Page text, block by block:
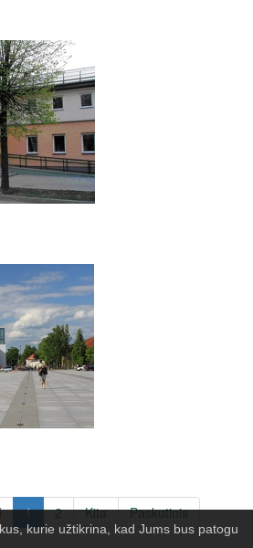
kurie užtikrina, kad Jums bus patogu
1 2 Kita Paskutinis